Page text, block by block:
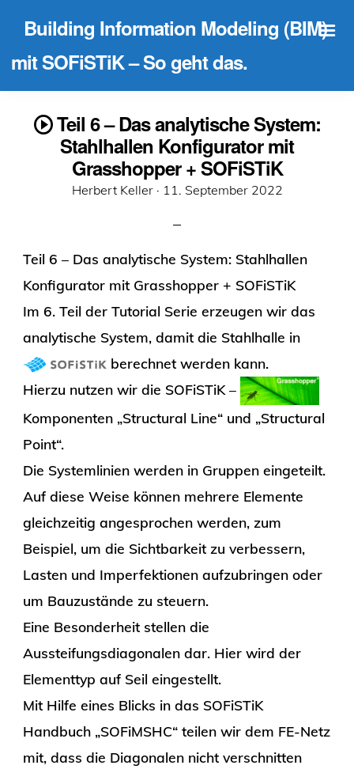
Building Information Modeling (BIM)
mit SOFiSTiK – So geht das.
Teil 6 – Das analytische System:
Stahlhallen Konfigurator mit
Grasshopper + SOFiSTiK
Herbert Keller · Veröffentlicht
11. September 2022
Teil 6 – Das analytische System: Stahlhallen
Konfigurator mit Grasshopper + SOFiSTiK
Im 6. Teil der Tutorial Serie erzeugen wir das
analytische System, damit die Stahlhalle in
berechnet werden kann.
Hierzu nutzen wir die SOFiSTiK –
Komponenten „Structural Line“ und „Structural
Point“.
Die Systemlinien werden in Gruppen eingeteilt.
Auf diese Weise können mehrere Elemente
gleichzeitig angesprochen werden, zum
Beispiel, um die Sichtbarkeit zu verbessern,
Lasten und Imperfektionen aufzubringen oder
um Bauzustände zu steuern.
Eine Besonderheit stellen die
Aussteifungsdiagonalen dar. Hier wird der
Elementtyp auf Seil eingestellt.
Mit Hilfe eines Blicks in das SOFiSTiK
Handbuch „SOFiMSHC“ teilen wir dem FE-Netz
mit, dass die Diagonalen nicht verschnitten